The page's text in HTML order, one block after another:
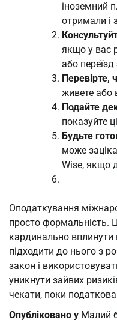
іноземний
отримали і
якщо у вас
або
Перевірте,
живете або
Подайте
показуйте
Будьте
може
Wise, якщо
Оподаткування
просто формальність.
кардинально
підходити до нього з
закон і
уникнути зайвих
чекати, поки
Опубліковано у Малий